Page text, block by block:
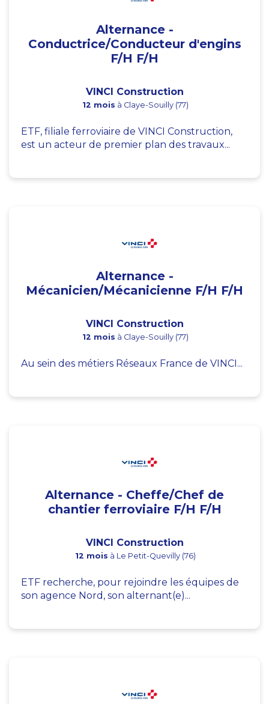
Alternance -
Conductrice/Conducteur d'engins
F/H F/H
VINCI Construction
12 mois à Claye-Souilly (77)
ETF, filiale ferroviaire de VINCI Construction,
est un acteur de premier plan des travaux...
Alternance -
Mécanicien/Mécanicienne F/H F/H
VINCI Construction
12 mois à Claye-Souilly (77)
Au sein des métiers Réseaux France de VINCI...
Alternance - Cheffe/Chef de
chantier ferroviaire F/H F/H
VINCI Construction
12 mois à Le Petit-Quevilly (76)
ETF recherche, pour rejoindre les équipes de
son agence Nord, son alternant(e)...